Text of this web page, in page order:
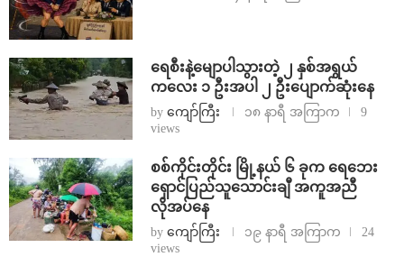
ရေစီးနဲ့မျောပါသွားတဲ့ ၂ နှစ်အရွယ်
ကလေး ၁ ဦးအပါ ၂ ဦးပျောက်ဆုံးနေ
by ကျော်ကြီး ၁၈ နာရီ အကြာက
9
views
စစ်ကိုင်းတိုင်း မြို့နယ် ၆ ခုက ရေဘေး
ရှောင်ပြည်သူသောင်းချီ အကူအညီ
လိုအပ်နေ
by ကျော်ကြီး ၁၉ နာရီ အကြာက
24
views